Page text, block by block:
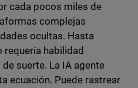
cada pocos miles de
complejas
ocultas. Hasta
requería habilidad
suerte. La IA agente
ecuación. Puede rastrear